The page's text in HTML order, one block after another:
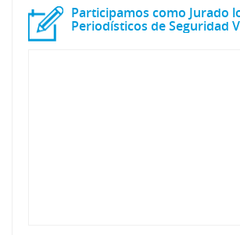
Participamos como Jurado